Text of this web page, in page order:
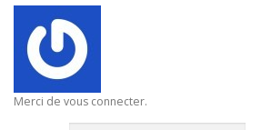
Merci de vous connecter.